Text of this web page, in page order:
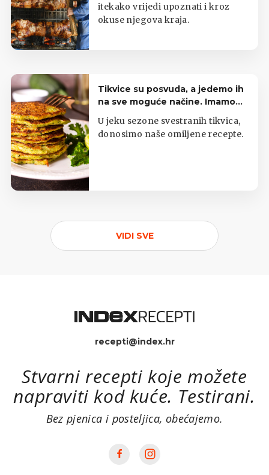
itekako vrijedi upoznati i kroz
okuse njegova kraja.
Tikvice su posvuda, a jedemo ih
na sve moguće načine. Imamo
top listu
U jeku sezone svestranih tikvica,
donosimo naše omiljene recepte.
VIDI SVE
recepti@index.hr
Stvarni recepti koje možete
napraviti kod kuće. Testirani.
Bez pjenica i posteljica, obećajemo.